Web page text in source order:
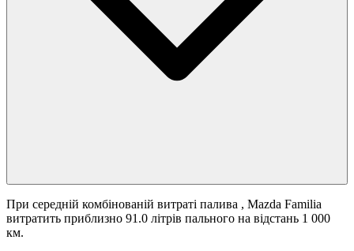
При середній комбінованій витраті палива , Mazda Familia
витратить приблизно 91.0 літрів пального на відстань 1 000
км.